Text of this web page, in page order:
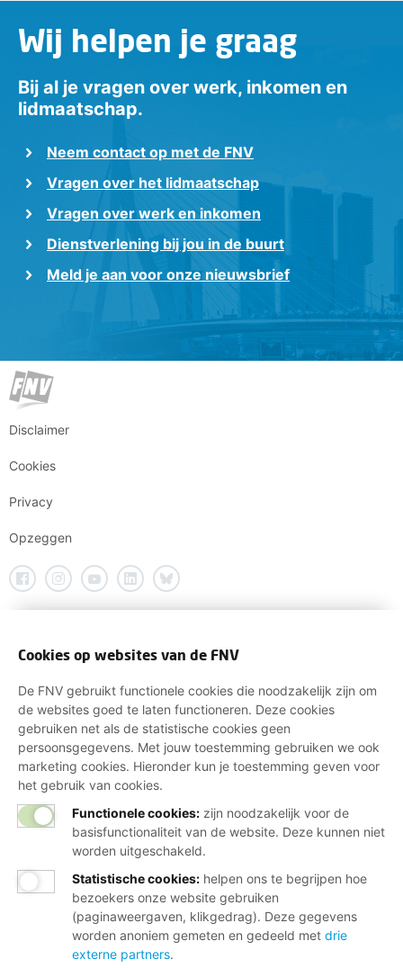
Wij helpen je graag
Bij al je vragen over werk, inkomen en
lidmaatschap.
Neem contact op met de FNV
Vragen over het lidmaatschap
Vragen over werk en inkomen
Dienstverlening bij jou in de buurt
Meld je aan voor onze nieuwsbrief
Disclaimer
Cookies
Privacy
Opzeggen
Cookies op websites van de FNV
De FNV gebruikt functionele cookies die noodzakelijk zijn om
de websites goed te laten functioneren. Deze cookies
gebruiken net als de statistische cookies geen
persoonsgegevens. Met jouw toestemming gebruiken we ook
marketing cookies. Hieronder kun je toestemming geven voor
het gebruik van cookies.
Functionele cookies: zijn noodzakelijk voor de
basisfunctionaliteit van de website. Deze kunnen niet
worden uitgeschakeld.
Statistische cookies: helpen ons te begrijpen hoe
bezoekers onze website gebruiken
(paginaweergaven, klikgedrag). Deze gegevens
worden anoniem gemeten en gedeeld met drie
externe partners.